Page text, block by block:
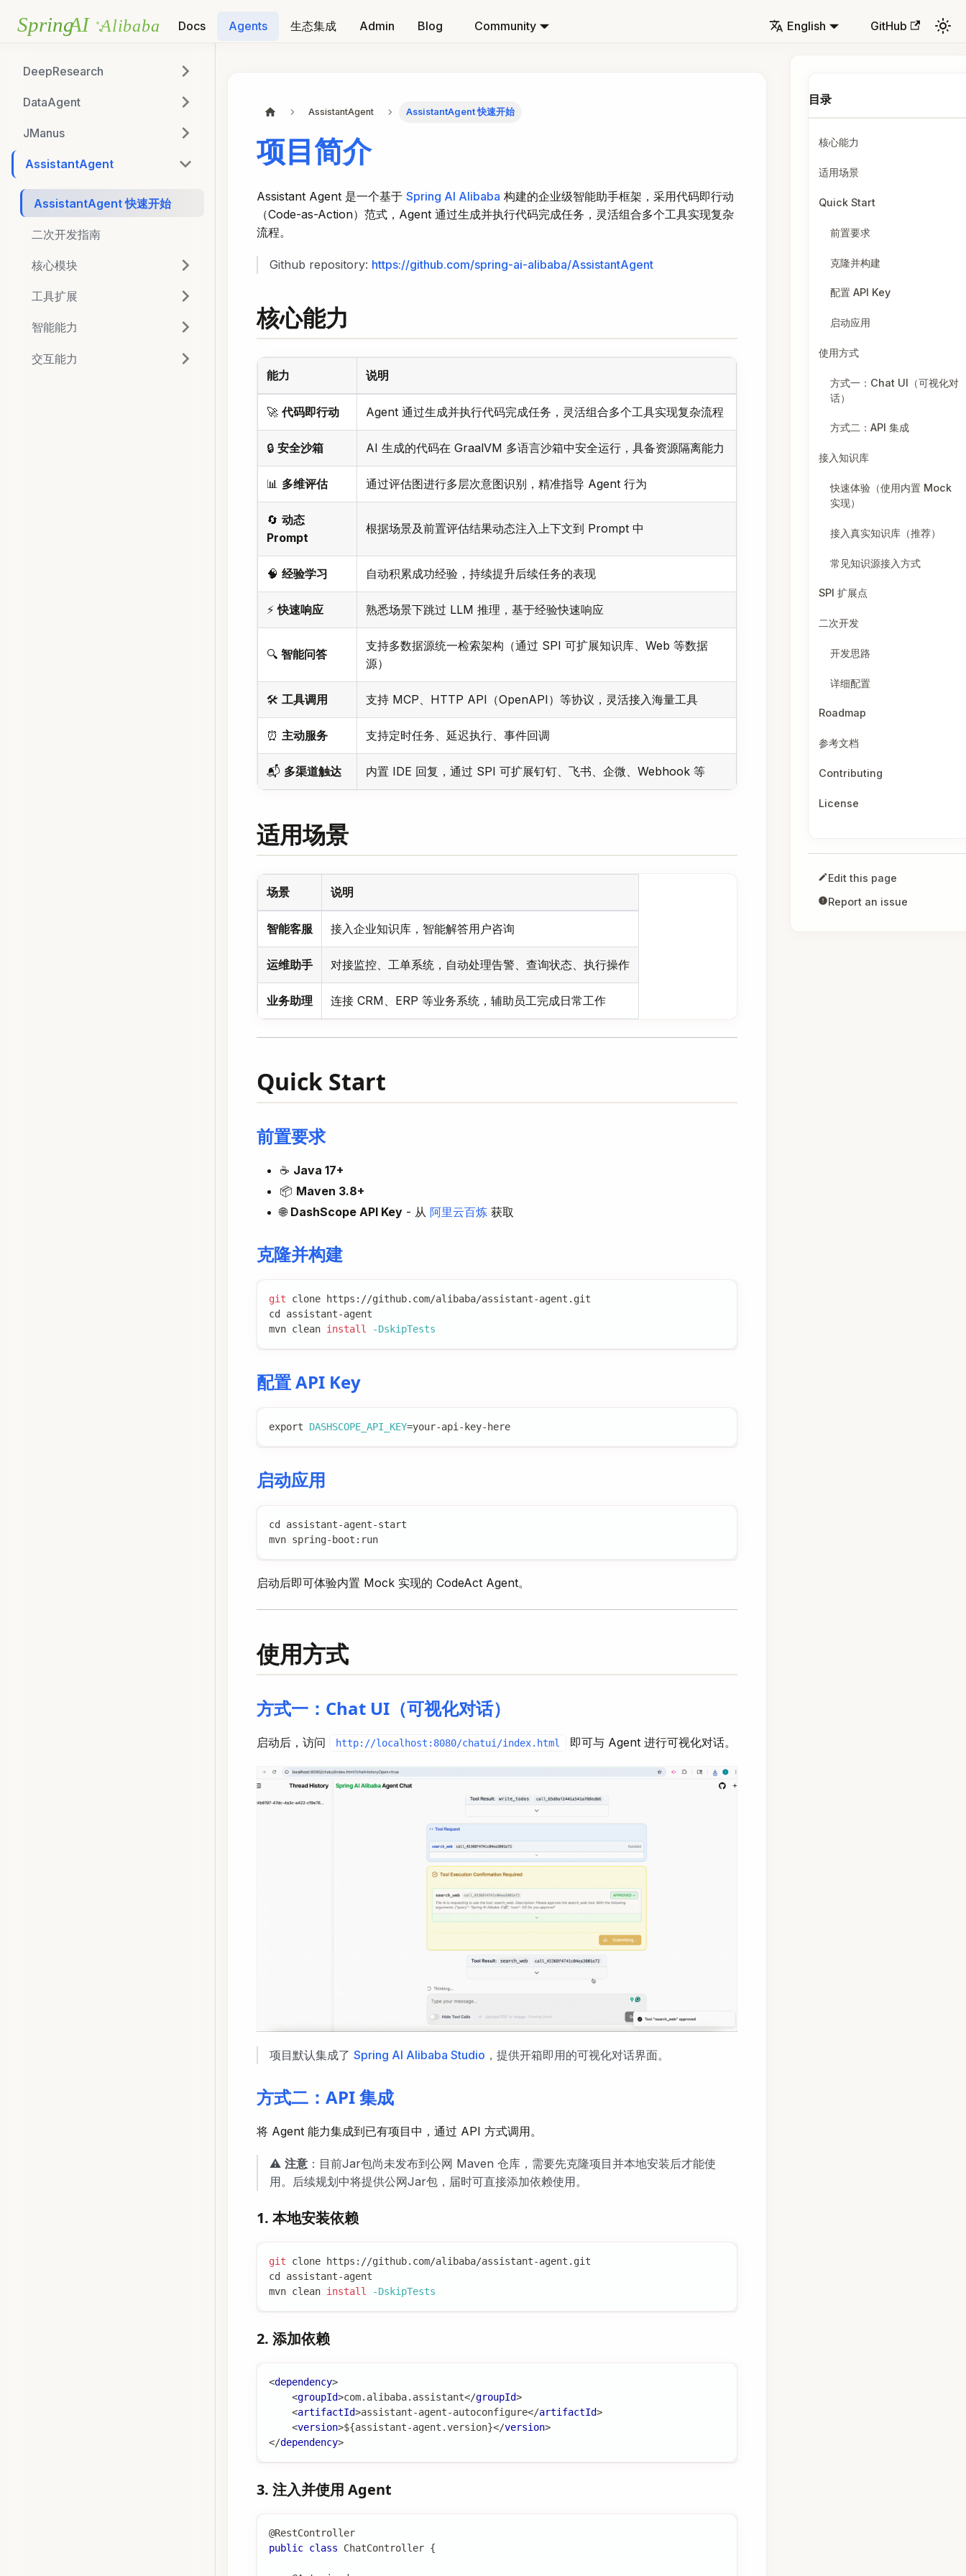
Docs Agents 生态集成 Admin Blog Community English GitHub
DeepResearch
DataAgent
JManus
AssistantAgent
AssistantAgent 快速开始
二次开发指南
核心模块
工具扩展
智能能力
交互能力
AssistantAgent AssistantAgent 快速开始
项目简介
Assistant Agent 是一个基于 Spring AI Alibaba 构建的企业级智能助手框架，采用代码即行动
（Code-as-Action）范式，Agent 通过生成并执行代码完成任务，灵活组合多个工具实现复杂
流程。
Github repository: https://github.com/spring-ai-alibaba/AssistantAgent
核心能力
能力 说明
🚀 代码即行动 Agent 通过生成并执行代码完成任务，灵活组合多个工具实现复杂流程
🔒 安全沙箱 AI 生成的代码在 GraalVM 多语言沙箱中安全运行，具备资源隔离能力
📊 多维评估 通过评估图进行多层次意图识别，精准指导 Agent 行为
🔄 动态
Prompt
根据场景及前置评估结果动态注入上下文到 Prompt 中
🧠 经验学习 自动积累成功经验，持续提升后续任务的表现
⚡快速响应 熟悉场景下跳过 LLM 推理，基于经验快速响应
🔍 智能问答
支持多数据源统一检索架构（通过 SPI 可扩展知识库、Web 等数据
源）
🛠️ 工具调用 支持 MCP、HTTP API（OpenAPI）等协议，灵活接入海量工具
⏰ 主动服务 支持定时任务、延迟执行、事件回调
📬 多渠道触达 内置 IDE 回复，通过 SPI 可扩展钉钉、飞书、企微、Webhook 等
适用场景
场景 说明
智能客服 接入企业知识库，智能解答用户咨询
运维助手 对接监控、工单系统，自动处理告警、查询状态、执行操作
业务助理 连接 CRM、ERP 等业务系统，辅助员工完成日常工作
Quick Start
前置要求
☕ Java 17+
📦 Maven 3.8+
🌐 DashScope API Key - 从 阿里云百炼 获取
克隆并构建
git clone https://github.com/alibaba/assistant-agent.git
cd
assistant-agent
mvn clean install -DskipTests
配置 API Key
export DASHSCOPE_API_KEY=your-api-key-here
启动应用
cd
assistant-agent-start
mvn spring-boot:run
启动后即可体验内置 Mock 实现的 CodeAct Agent。
使用方式
方式一：Chat UI（可视化对话）
启动后，访问 http://localhost:8080/chatui/index.html 即可与 Agent 进行可视化对话。
项目默认集成了 Spring AI Alibaba Studio ，提供开箱即用的可视化对话界面。
方式二：API 集成
将 Agent 能力集成到已有项目中，通过 API 方式调用。
⚠️ 注意 ：目前Jar包尚未发布到公网 Maven 仓库，需要先克隆项目并本地安装后才能使
用。后续规划中将提供公网Jar包，届时可直接添加依赖使用。
1. 本地安装依赖
git clone https://github.com/alibaba/assistant-agent.git
cd
assistant-agent
mvn clean install -DskipTests
2. 添加依赖
<dependency>
<groupId>com.alibaba.assistant</groupId>
<artifactId>assistant-agent-autoconfigure</artifactId>
<version>${assistant-agent.version}</version>
</dependency>
3. 注入并使用 Agent
@RestController
public class ChatController {
核心能力
适用场景
Quick Start
前置要求
克隆并构建
配置 API Key
启动应用
使用方式
方式一：Chat UI（可视化对
话）
方式二：API 集成
接入知识库
快速体验（使用内置 Mock
实现）
接入真实知识库（推荐）
常见知识源接入方式
SPI 扩展点
二次开发
开发思路
详细配置
Roadmap
参考文档
Contributing
License
Edit this page
Report an issue